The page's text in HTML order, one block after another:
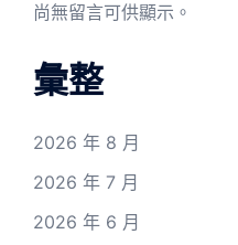
尚無留言可供顯示。
彙整
2026 年 8 月
2026 年 7 月
2026 年 6 月